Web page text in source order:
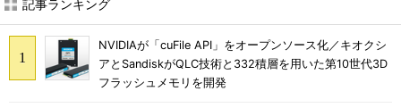
記事ランキング
NVIDIAが「cuFile API」をオープンソース化／キオクシ
アとSandiskがQLC技術と332積層を用いた第10世代3D
フラッシュメモリを開発